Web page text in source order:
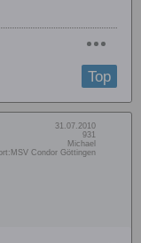
Top
31.07.2010
931
Michael
MSV Condor Göttingen